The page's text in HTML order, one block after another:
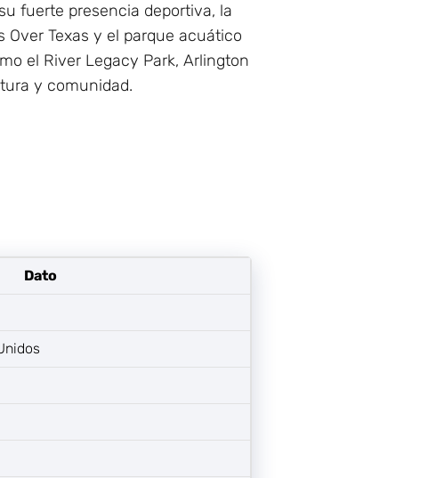
fuerte presencia deportiva, la
Texas y el parque acuático
el River Legacy Park, Arlington
y comunidad.
Dato